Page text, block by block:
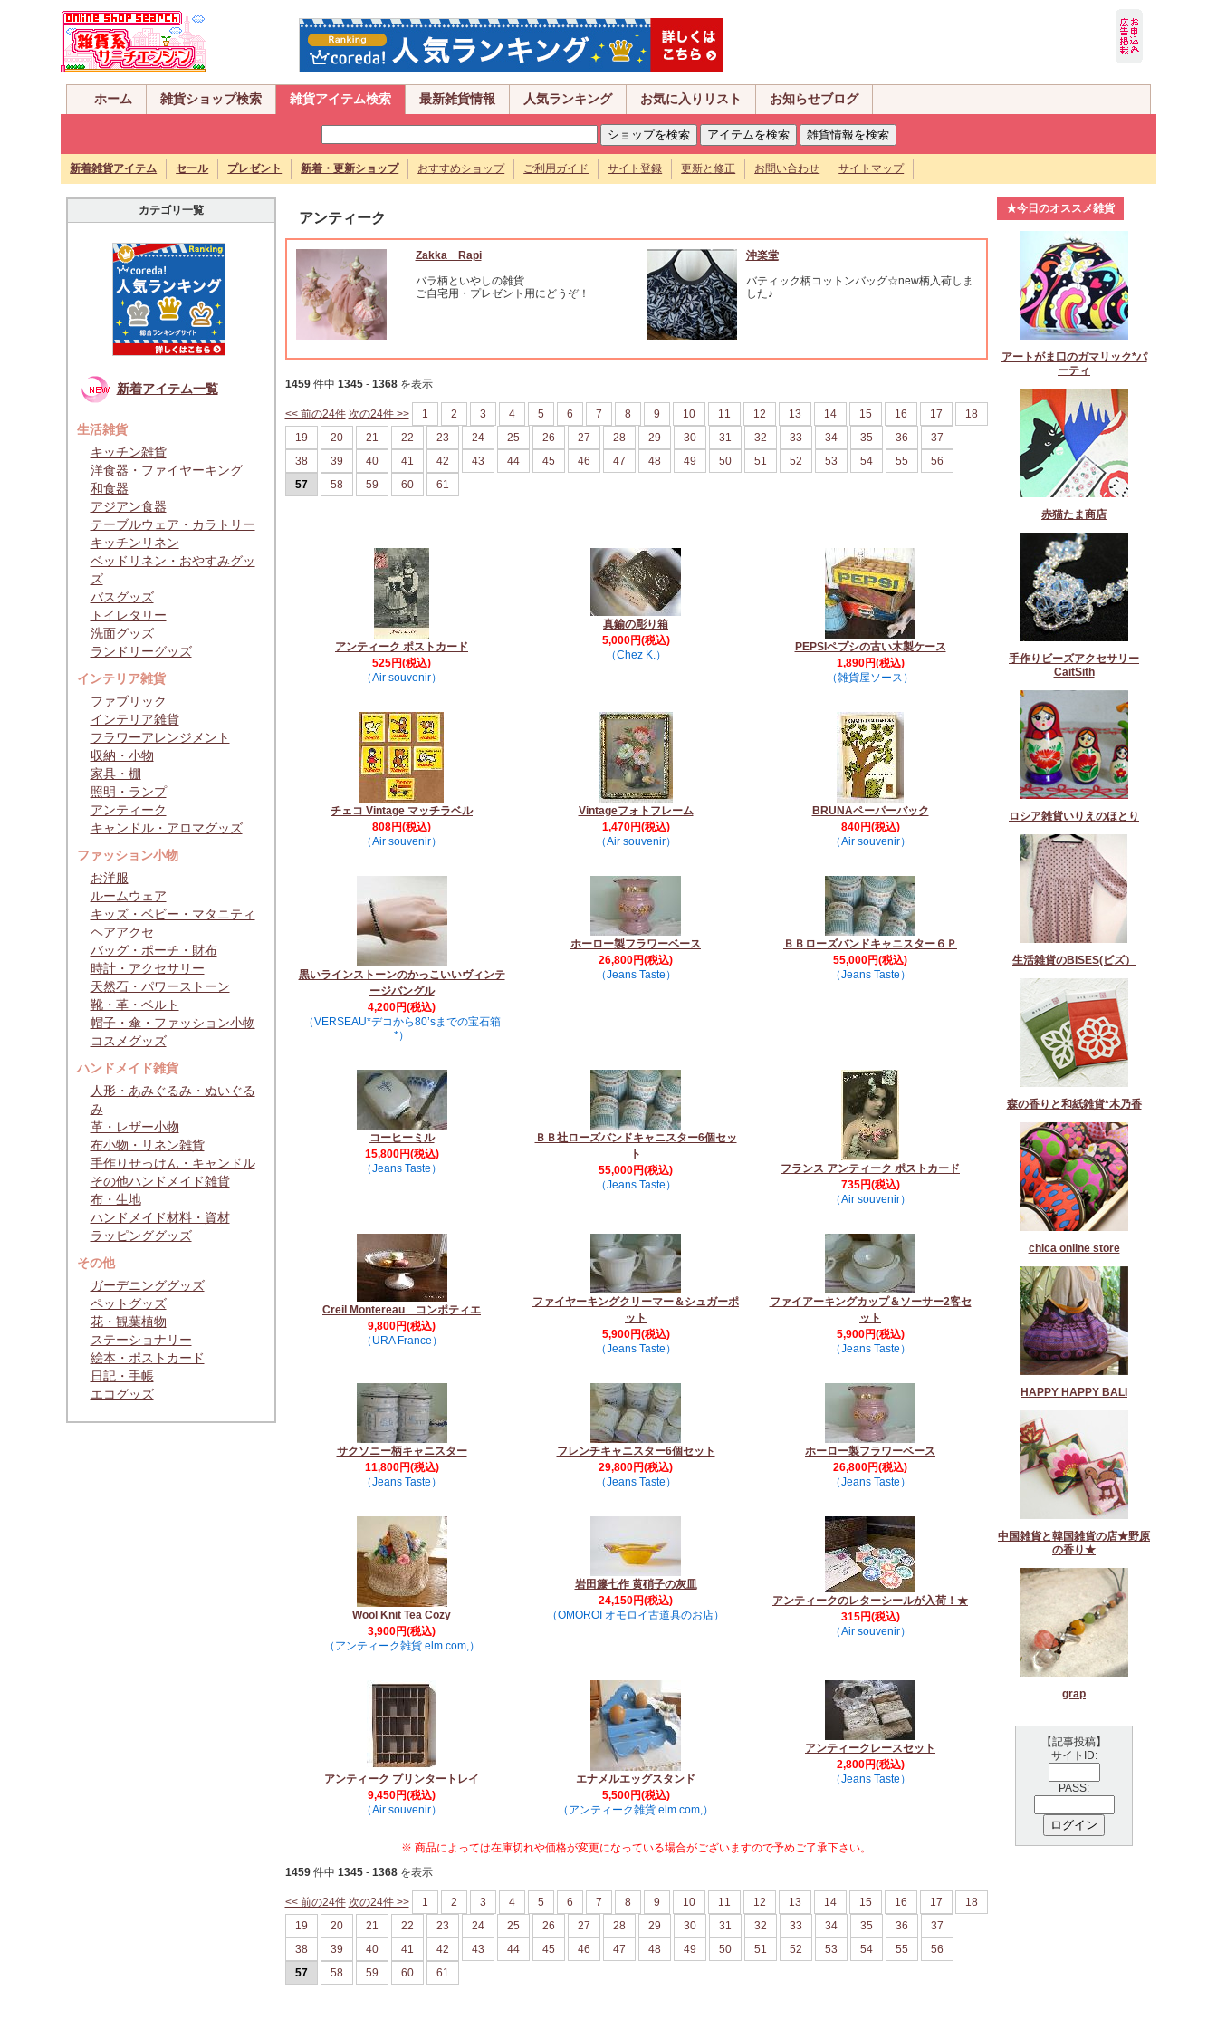
ホーム 雑貨ショップ検索 雑貨アイテム検索 最新雑貨情報 人気ランキング お気に入りリスト お知らせブログ
新着雑貨アイテム セール プレゼント 新着・更新ショップ おすすめショップ ご利用ガイド サイト登録 更新と修正 お問い合わせ サイトマップ
カテゴリ一覧
新着アイテム一覧
生活雑貨
キッチン雑貨
洋食器・ファイヤーキング
和食器
アジアン食器
テーブルウェア・カラトリー
キッチンリネン
ベッドリネン・おやすみグッ
ズ
バスグッズ
トイレタリー
洗面グッズ
ランドリーグッズ
インテリア雑貨
ファブリック
インテリア雑貨
フラワーアレンジメント
収納・小物
家具・棚
照明・ランプ
アンティーク
キャンドル・アロマグッズ
ファッション小物
お洋服
ルームウェア
キッズ・ベビー・マタニティ
ヘアアクセ
バッグ・ポーチ・財布
時計・アクセサリー
天然石・パワーストーン
靴・革・ベルト
帽子・傘・ファッション小物
コスメグッズ
ハンドメイド雑貨
人形・あみぐるみ・ぬいぐる
み
革・レザー小物
布小物・リネン雑貨
手作りせっけん・キャンドル
その他ハンドメイド雑貨
布・生地
ハンドメイド材料・資材
ラッピンググッズ
その他
ガーデニンググッズ
ペットグッズ
花・観葉植物
ステーショナリー
絵本・ポストカード
日記・手帳
エコグッズ
アンティーク
Zakka Rapi
バラ柄といやしの雑貨
ご自宅用・プレゼント用にどうぞ！
沖楽堂
バティック柄コットンバッグ☆new柄入荷しま
した♪
1459件中 1345- 1368を表示
<< 前の24件 次の24件 >> 1 2 3 4 5 6 7 8 9 10 11 12 13 14 15 16 17
18
19
20 21 22 23 24 25 26 27 28 29 30 31 32 33 34 35 36
37
38
39 40 41 42 43 44 45 46 47 48 49 50 51 52 53 54 55
56
57
58 59 60 61
アンティーク ポストカード
525円(税込)
（Air souvenir）
真鍮の彫り箱
5,000円(税込)
（Chez K.）
PEPSIペプシの古い木製ケース
1,890円(税込)
（雑貨屋ソース）
チェコ Vintage マッチラベル
808円(税込)
（Air souvenir）
Vintageフォトフレーム
1,470円(税込)
（Air souvenir）
BRUNAペーパーバック
840円(税込)
（Air souvenir）
黒いラインストーンのかっこいいヴィンテ
ージバングル
4,200円(税込)
（VERSEAU*デコから80’sまでの宝石箱
*）
ホーロー製フラワーベース
26,800円(税込)
（Jeans Taste）
ＢＢローズバンドキャニスター６Ｐ
55,000円(税込)
（Jeans Taste）
コーヒーミル
15,800円(税込)
（Jeans Taste）
ＢＢ社ローズバンドキャニスター6個セッ
ト
55,000円(税込)
（Jeans Taste）
フランス アンティーク ポストカード
735円(税込)
（Air souvenir）
Creil Montereau コンポティエ
9,800円(税込)
（URA France）
ファイヤーキングクリーマー＆シュガーポ
ット
5,900円(税込)
（Jeans Taste）
ファイアーキングカップ＆ソーサー2客セ
ット
5,900円(税込)
（Jeans Taste）
サクソニー柄キャニスター
11,800円(税込)
（Jeans Taste）
フレンチキャニスター6個セット
29,800円(税込)
（Jeans Taste）
ホーロー製フラワーベース
26,800円(税込)
（Jeans Taste）
Wool Knit Tea Cozy
3,900円(税込)
（アンティーク雑貨 elm com,）
岩田籐七作 黄硝子の灰皿
24,150円(税込)
（OMOROI オモロイ古道具のお店）
アンティークのレターシールが入荷！★
315円(税込)
（Air souvenir）
アンティーク プリンタートレイ
9,450円(税込)
（Air souvenir）
エナメルエッグスタンド
5,500円(税込)
（アンティーク雑貨 elm com,）
アンティークレースセット
2,800円(税込)
（Jeans Taste）
※ 商品によっては在庫切れや価格が変更になっている場合がございますので予めご了承下さい。
1459件中 1345- 1368を表示
<< 前の24件 次の24件 >> 1 2 3 4 5 6 7 8 9 10 11 12 13 14 15 16 17
18
19
20 21 22 23 24 25 26 27 28 29 30 31 32 33 34 35 36
37
38
39 40 41 42 43 44 45 46 47 48 49 50 51 52 53 54 55
56
57
58 59 60 61
★今日のオススメ雑貨
アートがま口のガマリック*パ
ーティ
赤猫たま商店
手作りビーズアクセサリー
CaitSith
ロシア雑貨いりえのほとり
生活雑貨のBISES(ビズ）
森の香りと和紙雑貨*木乃香
chica online store
HAPPY HAPPY BALI
中国雑貨と韓国雑貨の店★野原
の香り★
grap
【記事投稿】
サイトID:
PASS: